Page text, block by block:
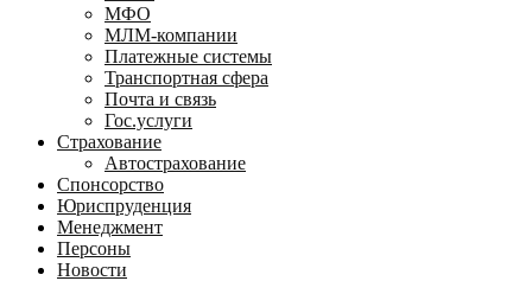
МФО
МЛМ-компании
Платежные системы
Транспортная сфера
Почта и связь
Гос.услуги
Страхование
Автострахование
Спонсорство
Юриспруденция
Менеджмент
Персоны
Новости